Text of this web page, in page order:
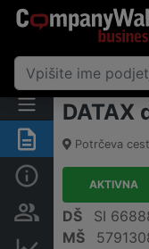
Povzetek
Odgovorne
DATAX
Potrčeva
AKTIVNA
DŠ
SI
MŠ